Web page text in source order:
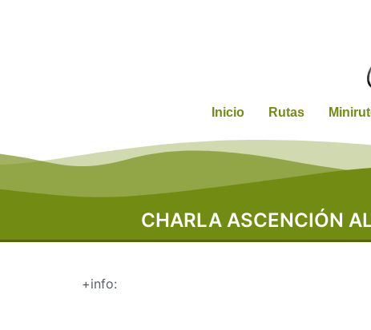
Inicio Rutas
CHARLA ASCENCIÓN
+info: